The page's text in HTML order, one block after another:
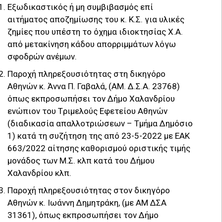
Εξωδικαστικός ή μη συμβιβασμός επί
αιτήματος αποζημίωσης του κ. Κ.Σ. για υλικές
ζημίες που υπέστη το όχημα ιδιοκτησίας Χ.Α.
από μετακίνηση κάδου απορριμμάτων λόγω
σφοδρών ανέμων.
Παρoχή πληρεξουσιότητας στη δικηγόρο
Αθηνών κ. Άννα Π. Γαβαλά, (ΑΜ. Δ.Σ.Α. 23768)
όπως εκπροσωπήσει τον Δήμο Χαλανδρίου
ενώπιον του Tριμελούς Εφετείου Αθηνών
(διαδικασία απαλλοτριώσεων – Τμήμα Δημόσιο
1) κατά τη συζήτηση της από 23-5-2022 με ΕΑΚ
663/2022 αίτησης καθορισμού οριστικής τιμής
μονάδος των Μ.Σ. κλπ κατά του Δήμου
Χαλανδρίου κλπ.
Παροχή πληρεξουσιότητας στον δικηγόρο
Αθηνών κ. Ιωάννη Δημητράκη, (με ΑΜ ΔΣΑ
31361), όπως εκπροσωπήσει τον Δήμο